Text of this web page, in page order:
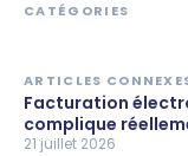
CATÉGORIES
ARTICLES
Facturation
complique
21 juillet 2026